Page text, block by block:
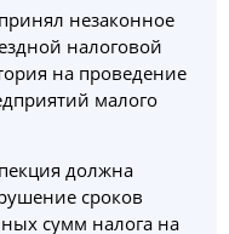
незаконное
налоговой
на проведение
малого
должна
сроков
сумм налога на